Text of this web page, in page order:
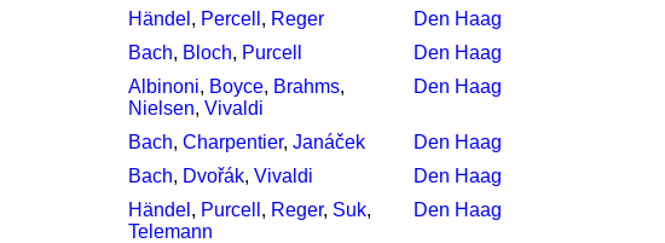
Händel , Percell , Reger
Den Haag
Bach, Bloch, Purcell
Den Haag
Albinoni, Boyce, Brahms,
Nielsen, Vivaldi
Den Haag
Bach, Charpentier, Janáček
Den Haag
Bach, Dvořák, Vivaldi
Den Haag
Händel , Purcell , Reger, Suk,
Telemann
Den Haag